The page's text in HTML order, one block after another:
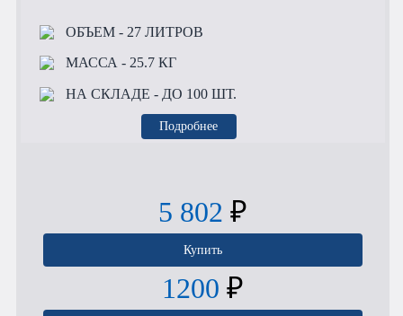
ОБЪЕМ- 27 ЛИТРОВ
МАССА- 25.7 КГ
НА СКЛАДЕ - ДО 100 ШТ.
Подробнее
5 802 ₽
Купить
1200 ₽